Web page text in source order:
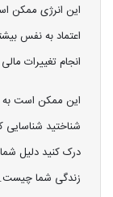
این انرژی ممکن
اعتماد به نفس
انجام تغییرات
این ممکن است به
شناختید
درک کنید دلیل
زندگی شما چیست.